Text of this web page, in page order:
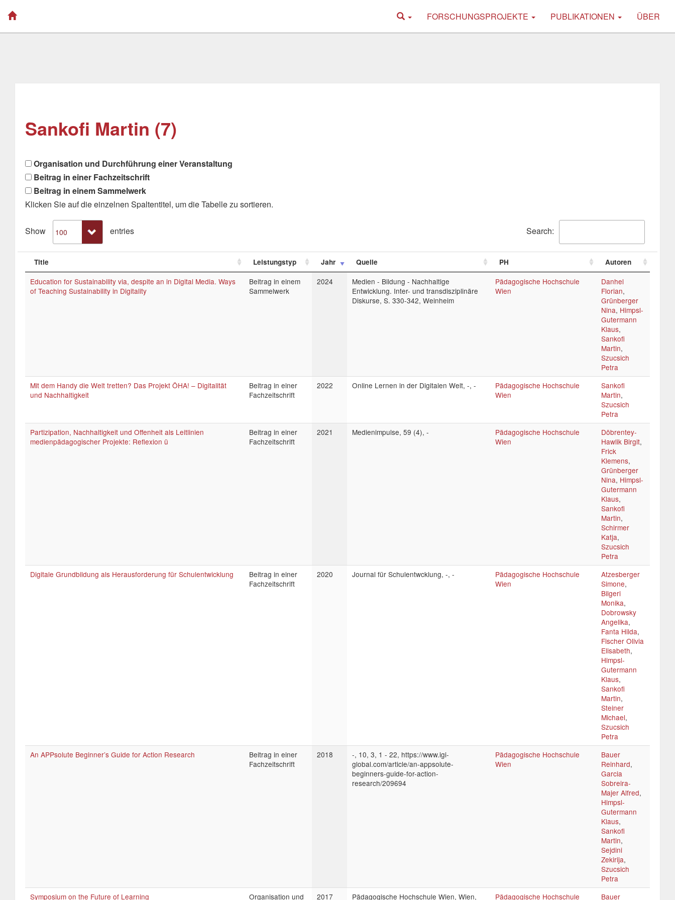
FORSCHUNGSPROJEKTE PUBLIKATIONEN ÜBER
Sankofi Martin (7)
Organisation und Durchführung einer Veranstaltung
Beitrag in einer Fachzeitschrift
Beitrag in einem Sammelwerk
Klicken Sie auf die einzelnen Spaltentitel, um die Tabelle zu sortieren.
Show entries Search:
Title Leistungstyp Jahr Quelle PH Autoren
Education for Sustainability via, despite an in Digital Media. Ways
of Teaching Sustainability in Digitality
Beitrag in einem
Sammelwerk
2024
Medien - Bildung - Nachhaltige
Entwicklung. Inter- und transdisziplinäre
Diskurse, S. 330-342, Weinheim
Pädagogische Hochschule
Wien
Danhel
Florian,
Grünberger
Nina, Himpsl-
Gutermann
Klaus,
Sankofi
Martin,
Szucsich
Petra
Mit dem Handy die Welt tretten? Das Projekt ÖHA! – Digitalität
und Nachhaltigkeit
Beitrag in einer
Fachzeitschrift
2022 Online Lernen in der Digitalen Welt, -, -
Pädagogische Hochschule
Wien
Sankofi
Martin,
Szucsich
Petra
Partizipation, Nachhaltigkeit und Offenheit als Leitlinien
medienpädagogischer Projekte: Reflexion ü
Beitrag in einer
Fachzeitschrift
2021 Medienimpulse, 59 (4), -
Pädagogische Hochschule
Wien
Döbrentey-
Hawlik Birgit,
Frick
Klemens,
Grünberger
Nina, Himpsl-
Gutermann
Klaus,
Sankofi
Martin,
Schirmer
Katja,
Szucsich
Petra
Digitale Grundbildung als Herausforderung für Schulentwicklung
Beitrag in einer
Fachzeitschrift
2020 Journal für Schulentwcklung, -, -
Pädagogische Hochschule
Wien
Atzesberger
Simone,
Bilgeri
Monika,
Dobrowsky
Angelika,
Fanta Hilda,
Fischer Olivia
Elisabeth,
Himpsl-
Gutermann
Klaus,
Sankofi
Martin,
Steiner
Michael,
Szucsich
Petra
An APPsolute Beginner’s Guide for Action Research
Beitrag in einer
Fachzeitschrift
2018
-, 10, 3, 1 - 22, https://www.igi-
global.com/article/an-appsolute-
beginners-guide-for-action-
research/209694
Pädagogische Hochschule
Wien
Bauer
Reinhard,
Garcia
Sobreira-
Majer Alfred,
Himpsl-
Gutermann
Klaus,
Sankofi
Martin,
Sejdini
Zekirija,
Szucsich
Petra
Symposium on the Future of Learning
Organisation und
2017
Pädagogische Hochschule Wien, Wien,
Pädagogische Hochschule
Bauer